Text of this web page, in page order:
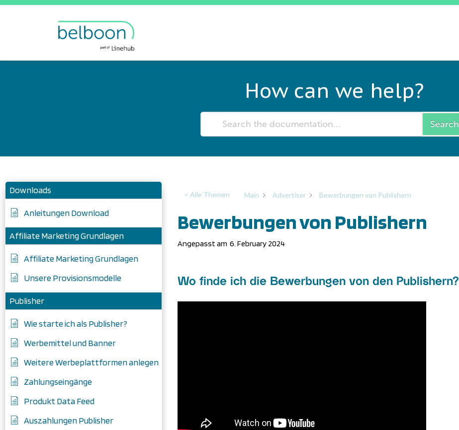
How can we help?
Search
Downloads
Anleitungen Download
Affiliate Marketing Grundlagen
Affiliate Marketing Grundlagen
Unsere Provisionsmodelle
Publisher
Wie starte ich als Publisher?
Werbemittel und Banner
Weitere Werbeplattformen anlegen
Zahlungseingänge
Produkt Data Feed
Auszahlungen Publisher
< Alle Themen Main Advertiser Bewerbungen von Publishern
Bewerbungen von Publishern
Angepasst am 6. February 2024
Wo finde ich die Bewerbungen von den Publishern?